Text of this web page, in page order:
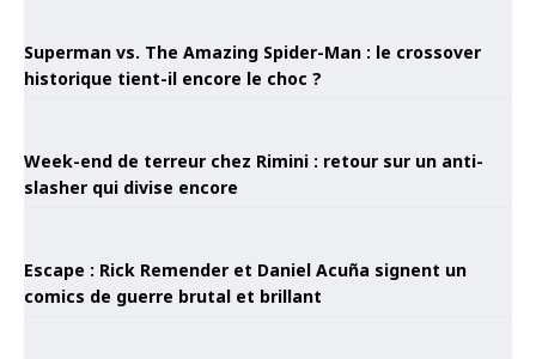
Superman vs. The Amazing Spider-Man : le crossover
historique tient-il encore le choc ?
Week-end de terreur chez Rimini : retour sur un anti-
slasher qui divise encore
Escape : Rick Remender et Daniel Acuña signent un
comics de guerre brutal et brillant